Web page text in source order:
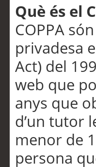
Què és el
COPPA
privadesa
Act) del
web que
anys que
d’un tutor
menor de
persona